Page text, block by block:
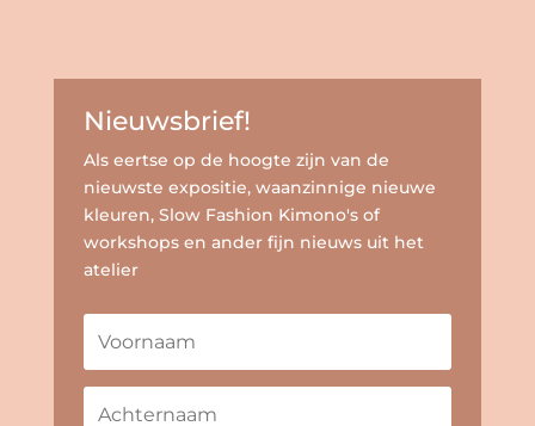
Nieuwsbrief!
Als eertse op de hoogte zijn van de
nieuwste expositie, waanzinnige nieuwe
kleuren, Slow Fashion Kimono's of
workshops en ander fijn nieuws uit het
atelier